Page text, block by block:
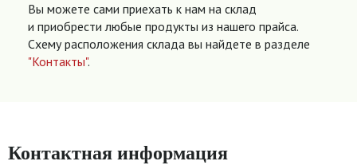
Вы можете сами приехать к нам на склад
и приобрести любые продукты из нашего прайса.
Схему расположения склада вы найдете в разделе
"Контакты".
Контактная информация